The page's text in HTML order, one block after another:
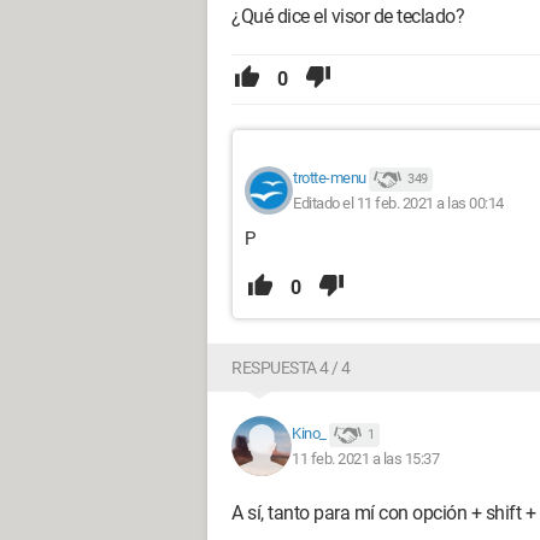
¿Qué dice el visor de teclado?
0
trotte-menu 349
Editado el 11 feb. 2021 a las 00:14
P
0
RESPUESTA 4 / 4
Kino_ 1
11 feb. 2021 a las 15:37
A sí, tanto para mí con opción + shift +